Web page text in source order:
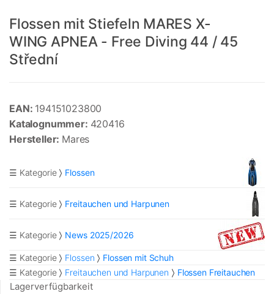
Flossen mit Stiefeln MARES X-
WING APNEA - Free Diving 44 / 45
Střední
EAN: 194151023800
Katalognummer: 420416
Hersteller: Mares
☰ Kategorie Flossen
☰ Kategorie Freitauchen und Harpunen
☰ Kategorie News 2025/2026
☰ Kategorie Flossen
Flossen mit Schuh
☰ Kategorie
Freitauchen und Harpunen Flossen Freitauchen
Lagerverfügbarkeit